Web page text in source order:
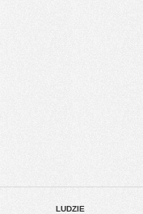
LUDZIE